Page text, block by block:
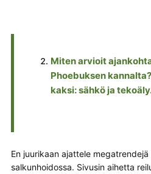
Miten arvioit
Phoebuksen
kaksi: sähkö ja
En juurikaan ajattele
salkunhoidossa. Sivusin aihetta